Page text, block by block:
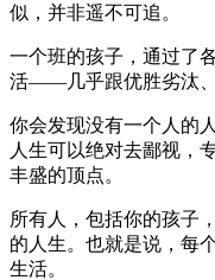
似，并非遥不可追。
一个班的孩子，通过了
活——几乎跟优胜劣汰、
你会发现没有一个人的
人生可以绝对去鄙视，
丰盛的顶点。
所有人，包括你的孩子
的人生。也就是说，每
生活。